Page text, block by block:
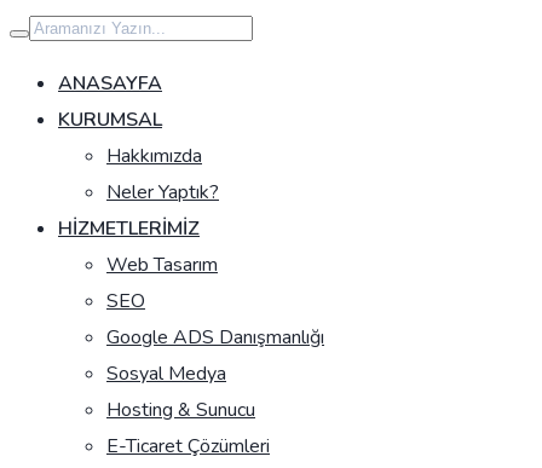
İçeriğe
geç
ANASAYFA
KURUMSAL
Hakkımızda
Neler Yaptık?
HIZMETLERIMIZ
Web Tasarım
SEO
Google ADS Danışmanlığı
Sosyal Medya
Hosting & Sunucu
E-Ticaret Çözümleri